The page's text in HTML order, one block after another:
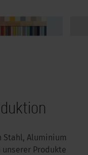
Stahl, Aluminium
Produkte